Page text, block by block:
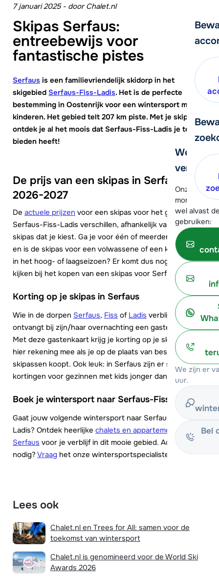
We
verder!
Onze
moment
wel alvast
gebruiken:
We zijn er
uur.
Bel
7 januari 2025 - doorChalet.nl
Skipas Serfaus:
entreebewijs voor
fantastische pistes
Serfaus is een familievriendelijk skidorp in het
skigebied Serfaus-Fiss-Ladis. Het is de perfecte
bestemming in Oostenrijk voor een wintersport met
kinderen. Het gebied telt 207 km piste. Met je skipas
ontdek je al het moois dat Serfaus-Fiss-Ladis je te
bieden heeft!
De prijs van een skipas in Serfaus
2026-2027
De actuele prijzen voor een skipas voor het gebied
Serfaus-Fiss-Ladis verschillen, afhankelijk van het soort
skipas dat je kiest. Ga je voor één of meerdere dagen
en is de skipas voor een volwassene of een kind? Ga je
in het hoog- of laagseizoen? Er komt dus nogal wat
kijken bij het kopen van een skipas voor Serfaus.
Korting op je skipas in Serfaus
Wie in de dorpen Serfaus, Fiss of Ladis verblijft,
ontvangt bij zijn/haar overnachting een gastenkaart.
Met deze gastenkaart krijg je korting op je skipas. Hou
hier rekening mee als je op de plaats van bestemming je
skipassen koopt. Ook leuk: in Serfaus zijn er speciale
kortingen voor gezinnen met kids jonger dan 3 jaar.
Boek je wintersport naar Serfaus-Fiss-Ladis
Gaat jouw volgende wintersport naar Serfaus, Fiss of
Ladis? Ontdek heerlijke chalets en appartementen in
Serfaus voor je verblijf in dit mooie gebied. Advies
nodig? Vraag het onze wintersportspecialisten.
Lees ook
Chalet.nl en Trees for All: samen voor de
toekomst van wintersport
Chalet.nl is genomineerd voor de World Ski
Awards 2026